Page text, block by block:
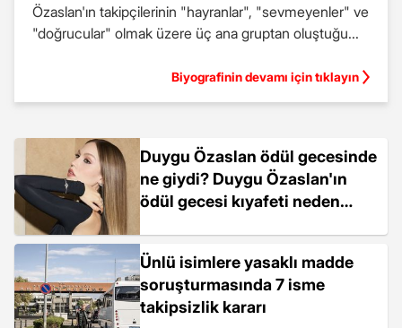
Özaslan'ın takipçilerinin "hayranlar", "sevmeyenler" ve
"doğrucular" olmak üzere üç ana gruptan oluştuğu...
Biyografinin devamı için tıklayın
Duygu Özaslan ödül gecesinde
ne giydi? Duygu Özaslan'ın
ödül gecesi kıyafeti neden
Ünlü isimlere yasaklı madde
soruşturmasında 7 isme
takipsizlik kararı